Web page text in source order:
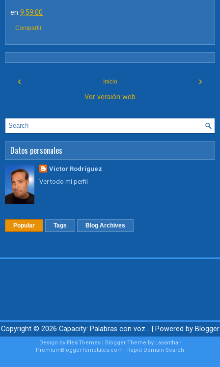
en 9:59:00
Compartir
‹ ›
Inicio
Ver versión web
Datos personales
Victor Rodríguez
Ver todo mi perfil
Popular Tags Blog Archives
Copyright © 2026 Capacity: Palabras con voz... | Powered by Blogger
Design by FlexiThemes| Blogger Theme by Lasantha -
PremiumBloggerTemplates.com
Rapid Domain Search